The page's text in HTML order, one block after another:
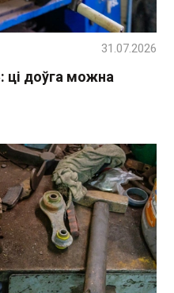
ці доўга можна
31.07.2026